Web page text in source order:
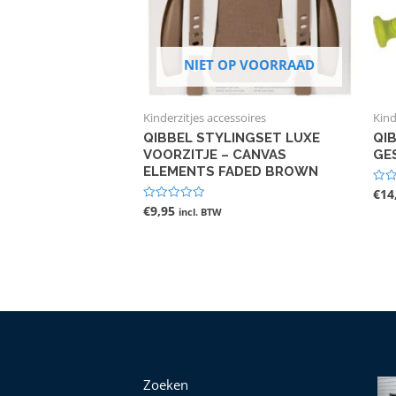
NIET OP VOORRAAD
Kinderzitjes accessoires
QIBBEL STYLINGSET LUXE
VOORZITJE – CANVAS
ELEMENTS FADED BROWN
Gewaardeerd
0
€9,95 incl. BTW
0
€
Zoeken